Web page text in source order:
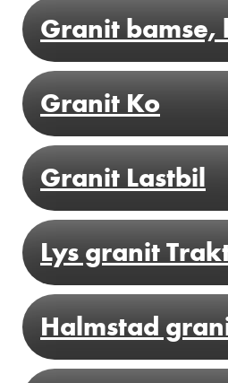
SE MERE
SE MERE
Granit bamse,
SE MERE
Granit Ko
Granit Lastbil
Lys granit
Halmstad